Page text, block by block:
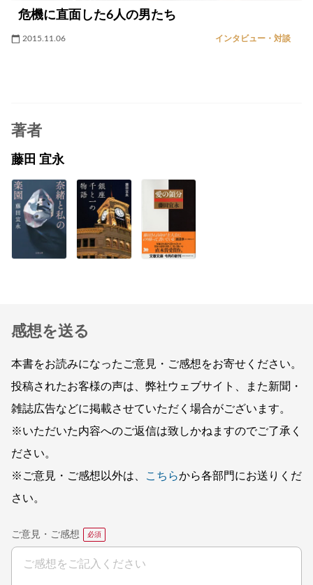
危機に直面した6人の男たち
2015.11.06 インタビュー・対談
著者
藤田 宜永
感想を送る
本書をお読みになったご意見・ご感想をお寄せください。
投稿されたお客様の声は、弊社ウェブサイト、また新聞・
雑誌広告などに掲載させていただく場合がございます。
※いただいた内容へのご返信は致しかねますのでご了承く
ださい。
※ご意見・ご感想以外は、
こちらから各部門にお送りくだ
さい。
ご意見・ご感想